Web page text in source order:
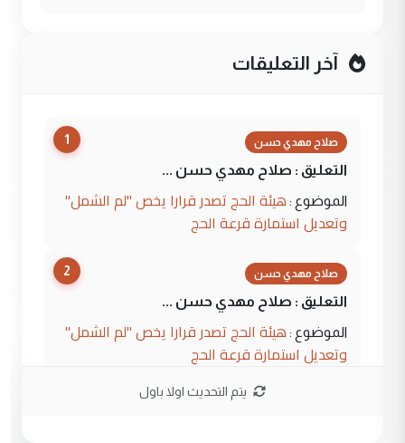
آخر التعليقات
1 صلاح مهدي حسن
التعليق : صلاح مهدي حسن ...
الموضوع : هيئة الحج تصدر قرارا يخص "لم الشمل"
وتعديل استمارة قرعة الحج
2 صلاح مهدي حسن
التعليق : صلاح مهدي حسن ...
الموضوع : هيئة الحج تصدر قرارا يخص "لم الشمل"
وتعديل استمارة قرعة الحج
يتم التحديث اولا باول